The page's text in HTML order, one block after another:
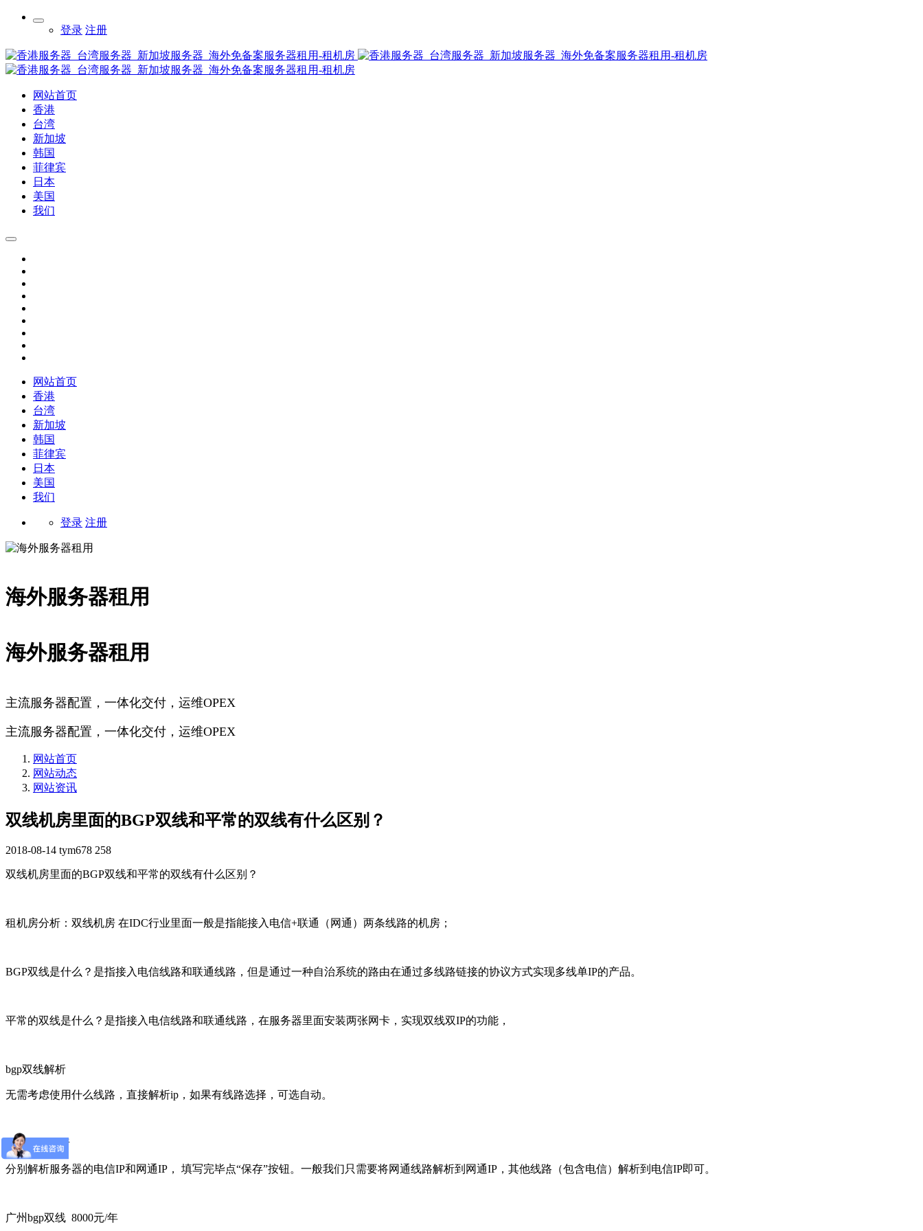
登录 注册
网站首页
香港
台湾
新加坡
韩国
菲律宾
日本
美国
我们
网站首页
香港
台湾
新加坡
韩国
菲律宾
日本
美国
我们
登录 注册
海外服务器租用
海外服务器租用
主流服务器配置，一体化交付，运维OPEX
主流服务器配置，一体化交付，运维OPEX
网站首页
网站动态
网站资讯
双线机房里面的BGP双线和平常的双线有什么区别？
2018-08-14 tym678 258
双线机房里面的BGP双线和平常的双线有什么区别？
租机房分析：双线机房 在IDC行业里面一般是指能接入电信+联通（网通）两条线路的机房；
BGP双线是什么？是指接入电信线路和联通线路，但是通过一种自治系统的路由在通过多线路链接的协议方式实现多线单IP的产品。
平常的双线是什么？是指接入电信线路和联通线路，在服务器里面安装两张网卡，实现双线双IP的功能，
bgp双线解析
无需考虑使用什么线路，直接解析ip，如果有线路选择，可选自动。
双线双IP解析
分别解析服务器的电信IP和网通IP， 填写完毕点“保存”按钮。一般我们只需要将网通线路解析到网通IP，其他线路（包含电信）解析到电信IP即可。
广州bgp双线 8000元/年